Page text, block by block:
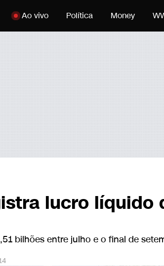
Pular para o conteúdo
Ao vivo Política Money
lucro líquido
bilhões entre julho e o final de